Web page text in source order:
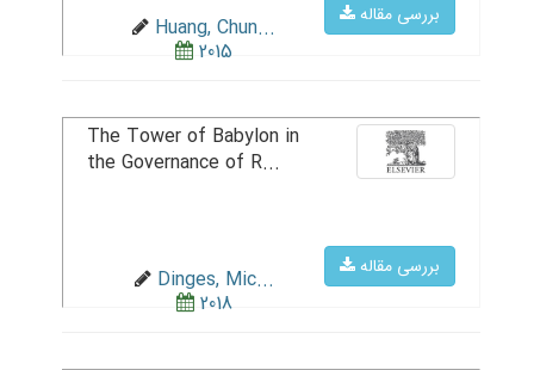
بررسی مقاله
Huang, Chun...
2015
بررسی مقاله
The Tower of Babylon in
the Governance of R...
Dinges, Mic...
2018